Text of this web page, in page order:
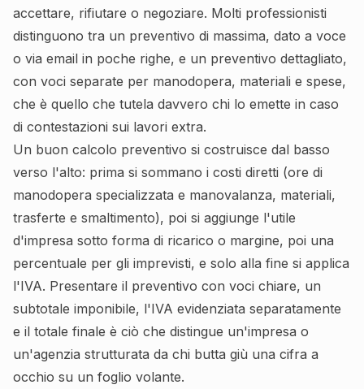
accettare, rifiutare o negoziare. Molti professionisti
distinguono tra un preventivo di massima, dato a voce
o via email in poche righe, e un preventivo dettagliato,
con voci separate per manodopera, materiali e spese,
che è quello che tutela davvero chi lo emette in caso
di contestazioni sui lavori extra.
Un buon calcolo preventivo si costruisce dal basso
verso l'alto: prima si sommano i costi diretti (ore di
manodopera specializzata e manovalanza, materiali,
trasferte e smaltimento), poi si aggiunge l'utile
d'impresa sotto forma di ricarico o margine, poi una
percentuale per gli imprevisti, e solo alla fine si applica
l'IVA. Presentare il preventivo con voci chiare, un
subtotale imponibile, l'IVA evidenziata separatamente
e il totale finale è ciò che distingue un'impresa o
un'agenzia strutturata da chi butta giù una cifra a
occhio su un foglio volante.